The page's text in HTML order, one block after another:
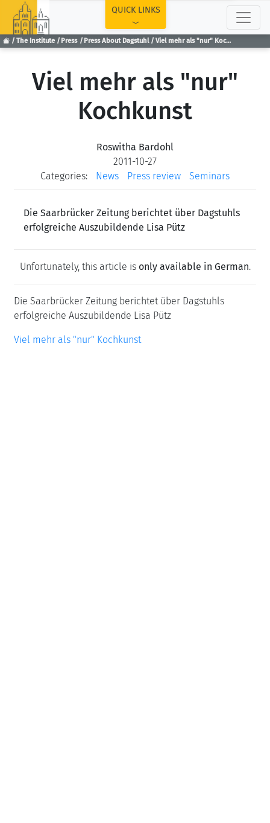
The Institute Press Press About Dagstuhl Viel mehr als "nur" Kochkunst
QUICK LINKS
Viel mehr als "nur"
Kochkunst
Roswitha Bardohl
2011-10-27
Categories:
News Press review Seminars
Die Saarbrücker Zeitung berichtet über Dagstuhls
erfolgreiche Auszubildende Lisa Pütz
Unfortunately, this article is only available in German.
Die Saarbrücker Zeitung berichtet über Dagstuhls
erfolgreiche Auszubildende Lisa Pütz
Viel mehr als "nur" Kochkunst